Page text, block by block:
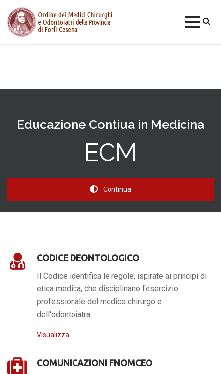
Educazione Contiua in Medicina
ECM
Continua
CODICE DEONTOLOGICO
Il Codice identifica le regole, ispirate ai principi di
etica medica, che disciplinano l'esercizio
professionale del medico chirurgo e
dell'odontoiatra.
Visualizza
COMUNICAZIONI FNOMCEO